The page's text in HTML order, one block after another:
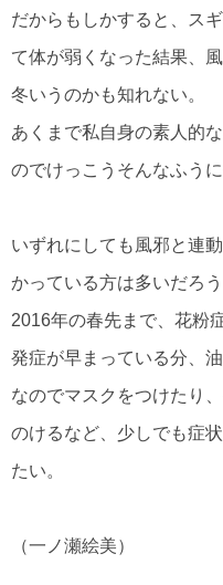
だからもしかすると、ス
て体が弱くなった結果、
冬いうのかも知れない。
あくまで私自身の素人的
のでけっこうそんなふうに
いずれにしても風邪と連
かっている方は多いだろう
2016年の春先まで、花粉
発症が早まっている分、油
なのでマスクをつけたり
のけるなど、少しでも症
たい。
（一ノ瀬絵美）